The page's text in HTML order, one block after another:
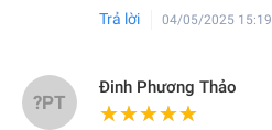
Trả lời 04/05/2025 15:19
?PT
Đinh Phương Thảo
★★★★★
★★★★★